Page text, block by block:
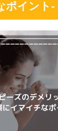
ポイント-